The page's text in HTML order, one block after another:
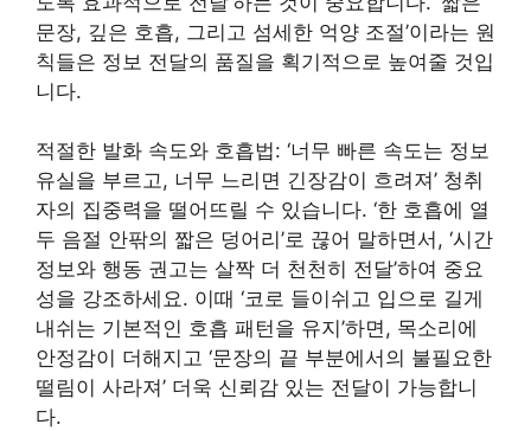
문장, 깊은 호흡, 그리고 섬세한 억양 조절’이라는 원
칙들은 정보 전달의 품질을 획기적으로 높여줄 것입
니다.
적절한 발화 속도와 호흡법: ‘너무 빠른 속도는 정보
유실을 부르고, 너무 느리면 긴장감이 흐려져’ 청취
자의 집중력을 떨어뜨릴 수 있습니다. ‘한 호흡에 열
두 음절 안팎의 짧은 덩어리’로 끊어 말하면서, ‘시간
정보와 행동 권고는 살짝 더 천천히 전달’하여 중요
성을 강조하세요. 이때 ‘코로 들이쉬고 입으로 길게
내쉬는 기본적인 호흡 패턴을 유지’하면, 목소리에
안정감이 더해지고 ‘문장의 끝 부분에서의 불필요한
떨림이 사라져’ 더욱 신뢰감 있는 전달이 가능합니
다.